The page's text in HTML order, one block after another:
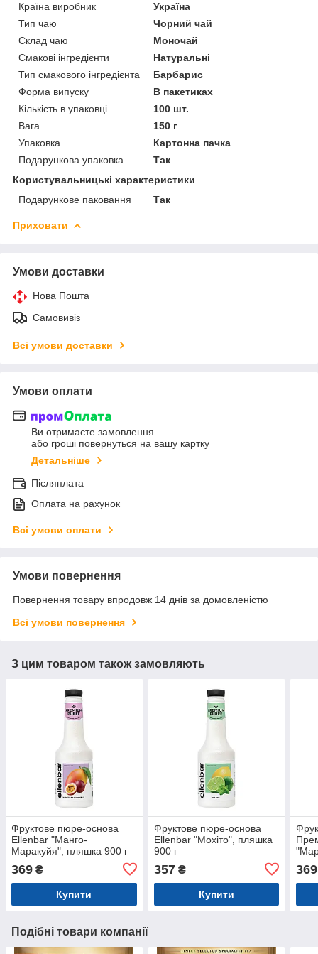
Країна виробник
Україна
Тип чаю
Чорний чай
Склад чаю
Моночай
Смакові інгредієнти
Натуральні
Тип смакового інгредієнта
Барбарис
Форма випуску
В пакетиках
Кількість в упаковці
100 шт.
Вага
150 г
Упаковка
Картонна пачка
Подарункова упаковка
Так
Користувальницькі характеристики
Подарункове паковання
Так
Приховати
Умови доставки
Нова Пошта
Самовивіз
Всі умови доставки
Умови оплати
Ви отримаєте замовлення
або гроші повернуться на вашу картку
Детальніше
Післяплата
Оплата на рахунок
Всі умови оплати
Умови повернення
Повернення товару впродовж 14 днів за домовленістю
Всі умови повернення
З цим товаром також замовляють
Фруктове пюре-основа
Ellenbar "Манго-
Маракуйя", пляшка 900 г
369 ₴
Купити
Фруктове пюре-основа
Ellenbar "Мохіто", пляшка
900 г
357₴
Купити
369
Подібні товари компанії